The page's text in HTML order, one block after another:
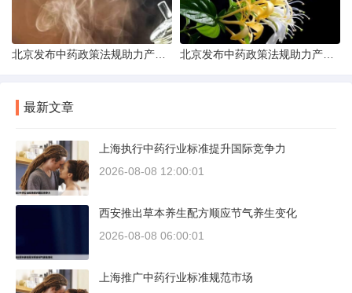
最新文章
上海执行中药行业标准提升国际竞争力
2026-08-08 12:00:01
西安推出草本养生配方顺应节气养生变化
2026-08-08 06:00:01
上海推广中药行业标准规范市场